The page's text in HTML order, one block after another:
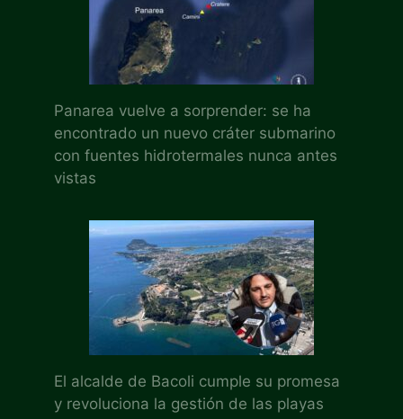
Panarea vuelve a sorprender: se ha
encontrado un nuevo cráter submarino
con fuentes hidrotermales nunca antes
vistas
El alcalde de Bacoli cumple su promesa
y revoluciona la gestión de las playas